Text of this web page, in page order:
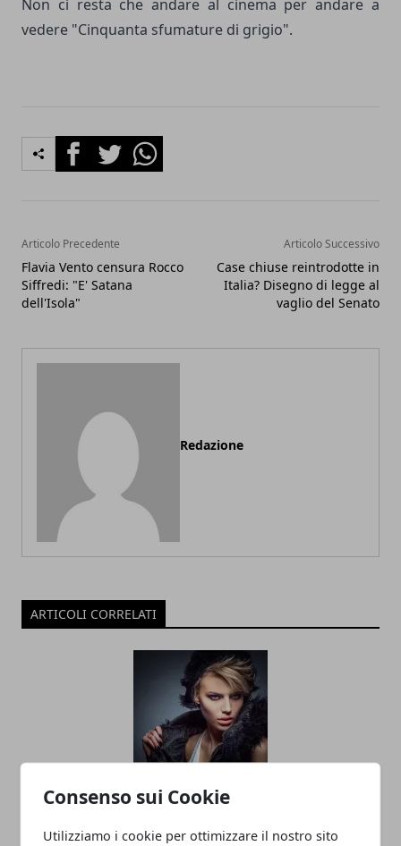
Consenso sui Cookie
Utilizziamo i cookie per ottimizzare il nostro sito
Non ci resta che andare al cinema per andare a
vedere "Cinquanta sfumature di grigio".
FacebookTwitterWhatsapp
Articolo Precedente
Flavia Vento censura Rocco
Siffredi: "E' Satana
dell'Isola"
Articolo Successivo
Case chiuse reintrodotte in
Italia? Disegno di legge al
vaglio del Senato
Redazione
ARTICOLI CORRELATI
Consigli per diventare modelle nel 2020
10/02/2020